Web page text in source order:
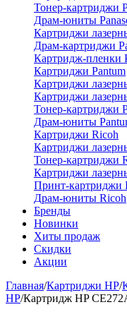
Тонер-картриджи
Драм-юниты
Картриджи
Драм-картриджи
Картридж-пленки
Картриджи Pantum
Картриджи
Картриджи
Тонер-картриджи
Драм-юниты
Картриджи Ricoh
Картриджи
Тонер-картриджи
Картриджи
Принт-картриджи
Драм-юниты Ricoh
Бренды
Новинки
Хиты продаж
Скидки
Акции
Главная/Картриджи HP/
HP/Картридж HP